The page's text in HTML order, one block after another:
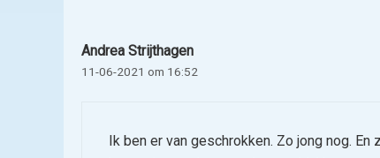
Andrea Strijthagen
11-06-2021 om 16:52
Ik ben er van geschrokken. Zo jong nog.